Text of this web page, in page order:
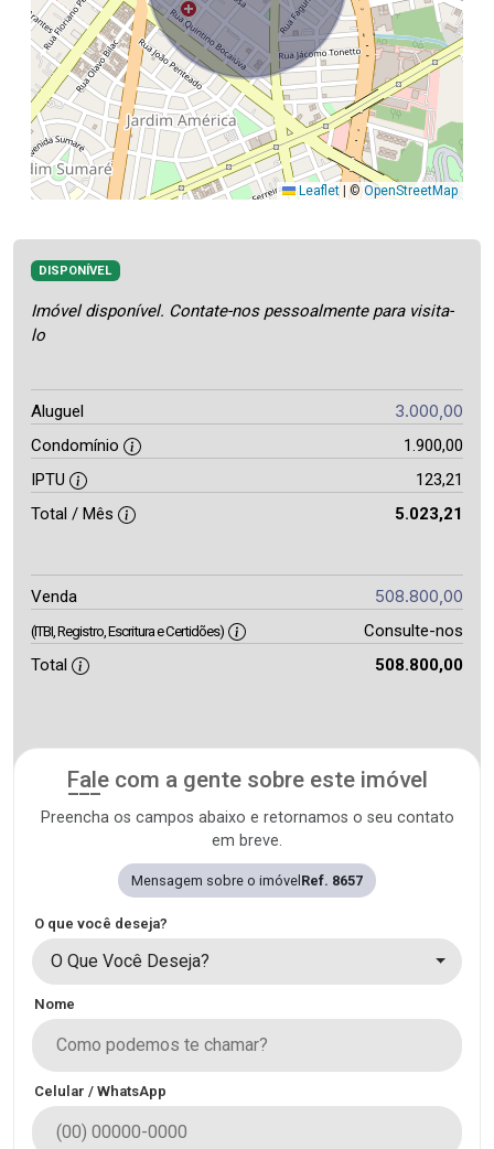
Leaflet ©OpenStreetMap
DISPONÍVEL
Imóvel disponível. Contate-nos pessoalmente para visita-
lo
Aluguel 3.000,00
Condomínio
1.900,00
IPTU
123,21
Total / Mês
5.023,21
Venda 508.800,00
(ITBI, Registro, Escritura e Certidões)
Consulte-nos
Total
508.800,00
Fale com a gente sobre este imóvel
Preencha os campos abaixo e retornamos o seu contato
em breve.
Mensagem sobre o imóvel Ref. 8657
O que você deseja?
O Que Você Deseja?
Nome
Celular / WhatsApp